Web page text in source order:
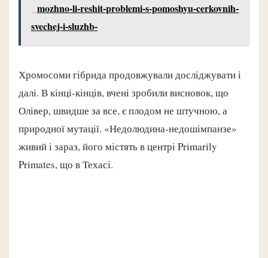
mozhno-li-reshit-problemi-s-pomoshyu-cerkovnih-
svechej-i-sluzhb-
Хромосоми гібрида продовжували досліджувати і
далі. В кінці-кінців, вчені зробили висновок, що
Олівер, швидше за все, є плодом не штучною, а
природної мутації. «Недолюдина-недошімпанзе»
живий і зараз, його містять в центрі Primarily
Primates, що в Техасі.